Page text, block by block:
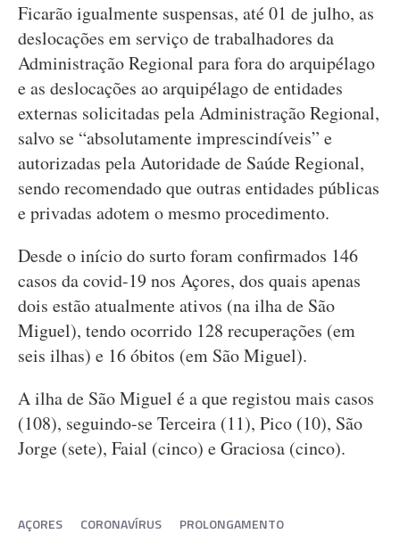
Ficarão igualmente suspensas, até 01 de julho, as
deslocações em serviço de trabalhadores da
Administração Regional para fora do arquipélago
e as deslocações ao arquipélago de entidades
externas solicitadas pela Administração Regional,
salvo se “absolutamente imprescindíveis” e
autorizadas pela Autoridade de Saúde Regional,
sendo recomendado que outras entidades públicas
e privadas adotem o mesmo procedimento.
Desde o início do surto foram confirmados 146
casos da covid-19 nos Açores, dos quais apenas
dois estão atualmente ativos (na ilha de São
Miguel), tendo ocorrido 128 recuperações (em
seis ilhas) e 16 óbitos (em São Miguel).
A ilha de São Miguel é a que registou mais casos
(108), seguindo-se Terceira (11), Pico (10), São
Jorge (sete), Faial (cinco) e Graciosa (cinco).
AÇORES CORONAVÍRUS
PROLONGAMENTO